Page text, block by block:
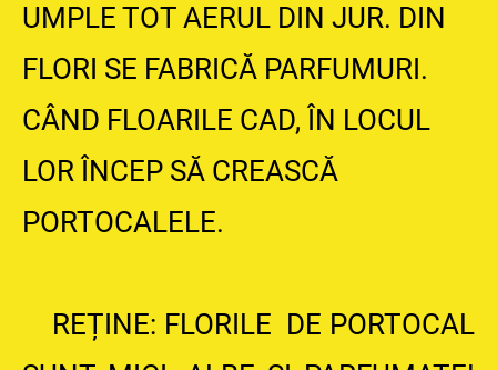
UMPLE TOT AERUL DIN JUR. DIN
FLORI SE FABRICĂ PARFUMURI.
CÂND FLOARILE CAD, ÎN LOCUL
LOR ÎNCEP SĂ CREASCĂ
PORTOCALELE.
REȚINE: FLORILE DE PORTOCAL